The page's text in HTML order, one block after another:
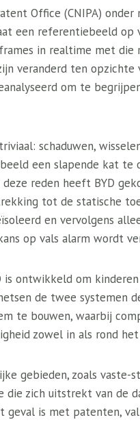
Office (CNIPA) onder
een referentiebeeld op
in realtime met
veranderd ten
om te
schaduwen,
een slapende kat te
reden heeft BYD
tot de statische
en vervolgens
op vals alarm wordt
ontwikkeld om
de twee systemen
te bouwen, waarbij
zowel in als rond
gebieden, zoals vaste-
die zich uitstrekt van de
geval is met patenten,